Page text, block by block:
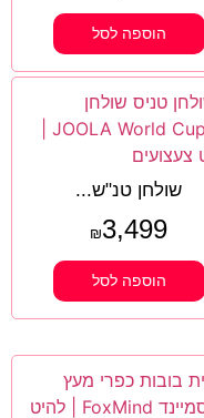
הוספה לסל
שולחן טנ"ש...
₪3,499
הוספה לסל